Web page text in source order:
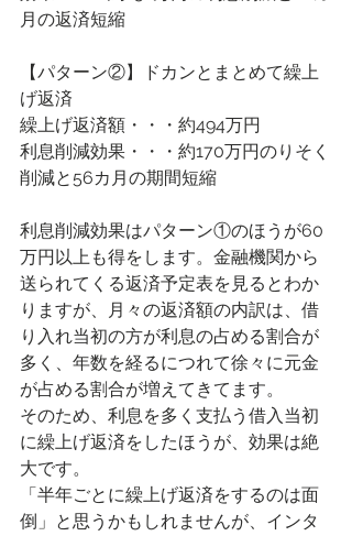
月の返済短縮
【パターン②】ドカンとまとめて繰上
げ返済
繰上げ返済額・・・約494万円
利息削減効果・・・約170万円のりそく
削減と56カ月の期間短縮
利息削減効果はパターン①のほうが60
万円以上も得をします。金融機関から
送られてくる返済予定表を見るとわか
りますが、月々の返済額の内訳は、借
り入れ当初の方が利息の占める割合が
多く、年数を経るにつれて徐々に元金
が占める割合が増えてきてます。
そのため、利息を多く支払う借入当初
に繰上げ返済をしたほうが、効果は絶
大です。
「半年ごとに繰上げ返済をするのは面
倒」と思うかもしれませんが、インタ